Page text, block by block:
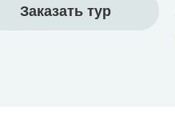
Заказать тур